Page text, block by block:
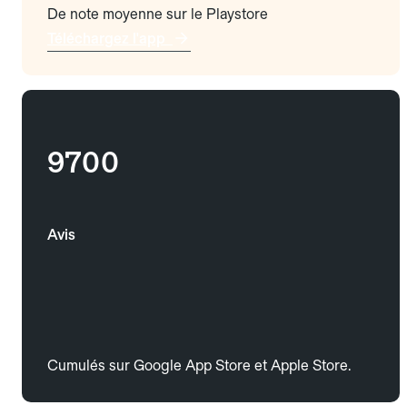
De note moyenne sur le Playstore
9700
Avis
Cumulés sur Google App Store et Apple Store.